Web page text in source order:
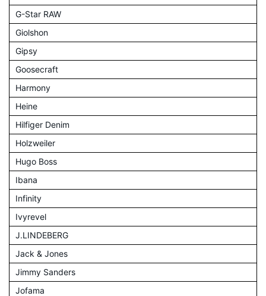
G-Star RAW
Giolshon
Gipsy
Goosecraft
Harmony
Heine
Hilfiger Denim
Holzweiler
Hugo Boss
Ibana
Infinity
Ivyrevel
J.LINDEBERG
Jack & Jones
Jimmy Sanders
Jofama